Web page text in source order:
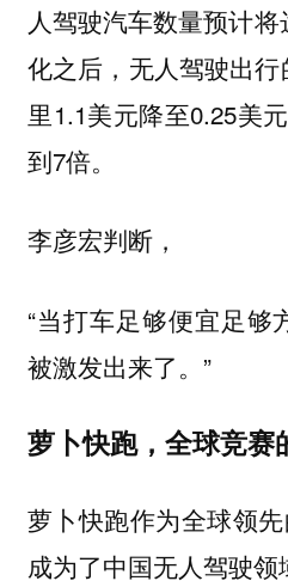
人驾驶汽车数量预计
化之后，无人驾驶出
里1.1美元降至0.25美
到7倍。
李彦宏判断，
“当打车足够便宜足够
被激发出来了。”
萝卜快跑，全球竞赛
萝卜快跑作为全球领
成为了中国无人驾驶领